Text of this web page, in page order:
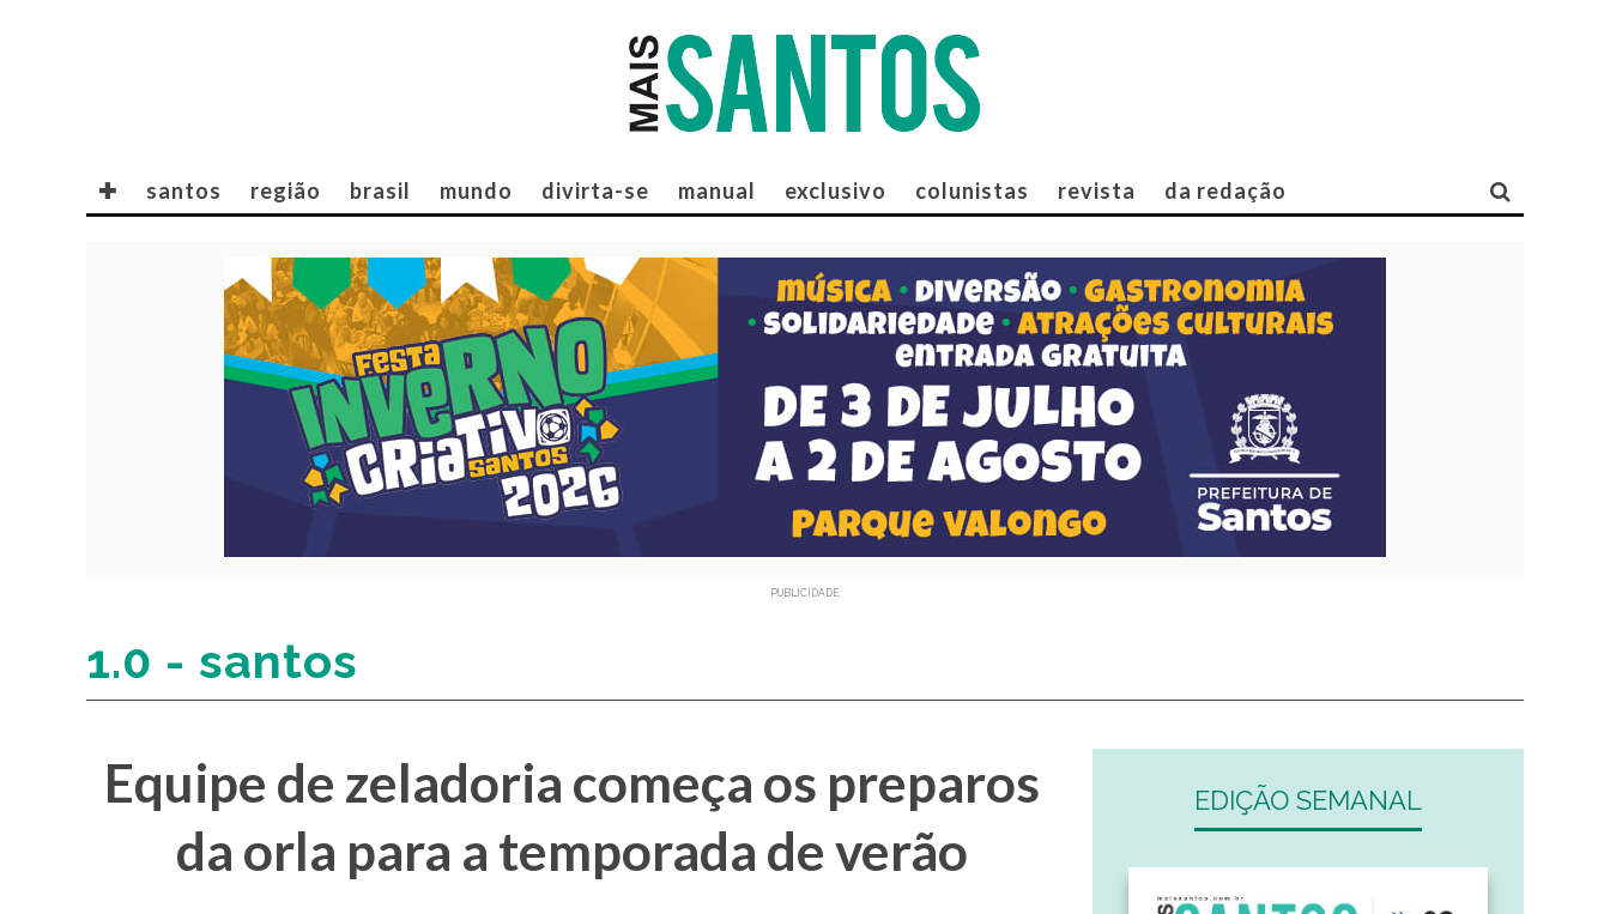
✚ santos região brasil mundo divirta-se manual exclusivo colunistas revista da redação
PUBLICIDADE
1.0 - santos
Equipe de zeladoria começa os preparos
da orla para a temporada de verão
EDIÇÃO SEMANAL